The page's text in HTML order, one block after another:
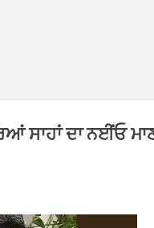
ਸਾਹਾਂ ਦਾ ਨਈਂਓ